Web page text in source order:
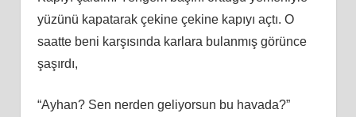
yüzünü kapatarak çekine çekine kapıyı açtı. O
saatte beni karşısında karlara bulanmış görünce
şaşırdı,
“Ayhan? Sen nerden geliyorsun bu havada?”